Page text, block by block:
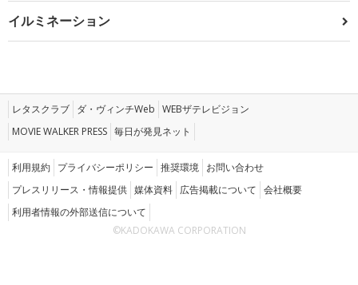
イルミネーション
レタスクラブ ダ・ヴィンチWeb WEBザテレビジョン
MOVIE WALKER PRESS 毎日が発見ネット
利用規約 プライバシーポリシー 推奨環境 お問い合わせ
プレスリリース・情報提供 媒体資料 広告掲載について 会社概要
利用者情報の外部送信について
©KADOKAWA CORPORATION